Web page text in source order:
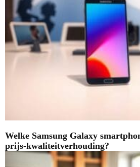
Welke Samsung Galaxy
prijs-kwaliteitverhouding?